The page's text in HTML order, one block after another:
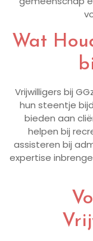
Wat
Vrijwilligers bij
hun steentje
bieden aan
helpen bij
assisteren bij
expertise